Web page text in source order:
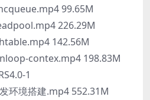
99.65M
226.29M
142.56M
contex.mp4 198.83M
1
环境搭建.mp4 552.31M